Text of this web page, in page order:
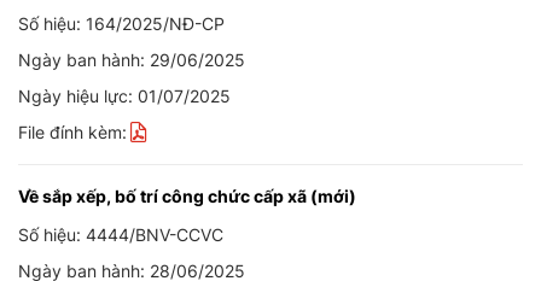
Số hiệu: 164/2025/NĐ-CP
Ngày ban hành: 29/06/2025
Ngày hiệu lực: 01/07/2025
File đính kèm:
Về sắp xếp, bố trí công chức cấp xã (mới)
Số hiệu: 4444/BNV-CCVC
Ngày ban hành: 28/06/2025